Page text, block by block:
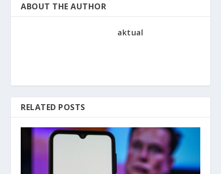
ABOUT THE AUTHOR
aktual
RELATED POSTS